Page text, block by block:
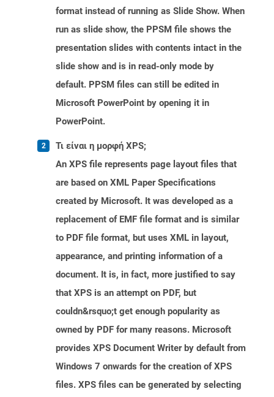
format instead of running as Slide Show. When
run as slide show, the PPSM file shows the
presentation slides with contents intact in the
slide show and is in read-only mode by
default. PPSM files can still be edited in
Microsoft PowerPoint by opening it in
PowerPoint.
Τι είναι η μορφή XPS;
An XPS file represents page layout files that
are based on XML Paper Specifications
created by Microsoft. It was developed as a
replacement of EMF file format and is similar
to PDF file format, but uses XML in layout,
appearance, and printing information of a
document. It is, in fact, more justified to say
that XPS is an attempt on PDF, but
couldn&rsquo;t get enough popularity as
owned by PDF for many reasons. Microsoft
provides XPS Document Writer by default from
Windows 7 onwards for the creation of XPS
files. XPS files can be generated by selecting